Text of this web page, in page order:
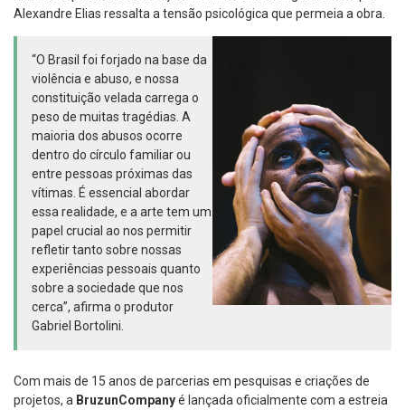
Alexandre Elias ressalta a tensão psicológica que permeia a obra.
“O Brasil foi forjado na base da
violência e abuso, e nossa
constituição velada carrega o
peso de muitas tragédias. A
maioria dos abusos ocorre
dentro do círculo familiar ou
entre pessoas próximas das
vítimas. É essencial abordar
essa realidade, e a arte tem um
papel crucial ao nos permitir
refletir tanto sobre nossas
experiências pessoais quanto
sobre a sociedade que nos
cerca”, afirma o produtor
Gabriel Bortolini.
Com mais de 15 anos de parcerias em pesquisas e criações de
projetos, a BruzunCompanyé lançada oficialmente com a estreia